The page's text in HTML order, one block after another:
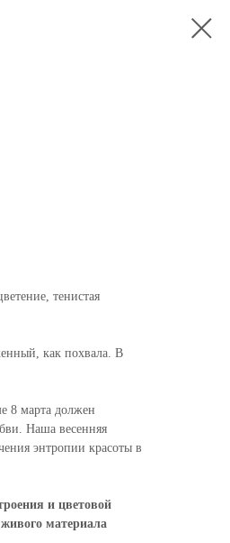
тенистая
как похвала. В
8 марта должен
Наша весенняя
энтропии красоты в
и цветовой
материала